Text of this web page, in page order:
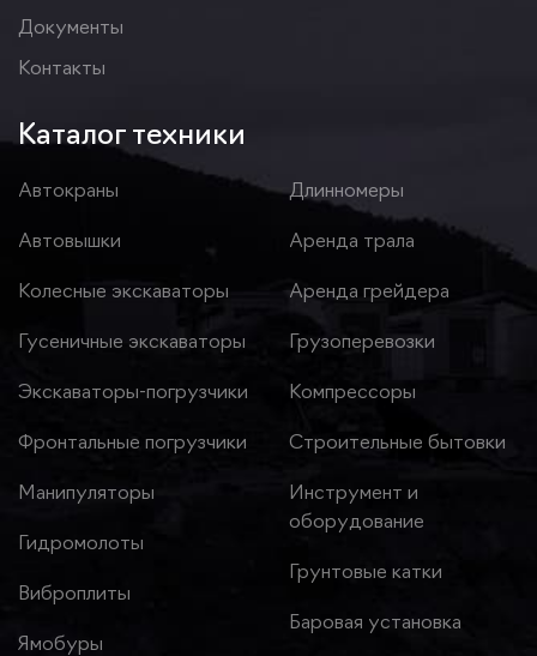
Документы
Контакты
Каталог техники
Автокраны
Автовышки
Колесные экскаваторы
Гусеничные экскаваторы
Экскаваторы-погрузчики
Фронтальные погрузчики
Манипуляторы
Гидромолоты
Виброплиты
Ямобуры
Длинномеры
Аренда трала
Аренда грейдера
Грузоперевозки
Компрессоры
Строительные бытовки
Инструмент и
оборудование
Грунтовые катки
Баровая установка